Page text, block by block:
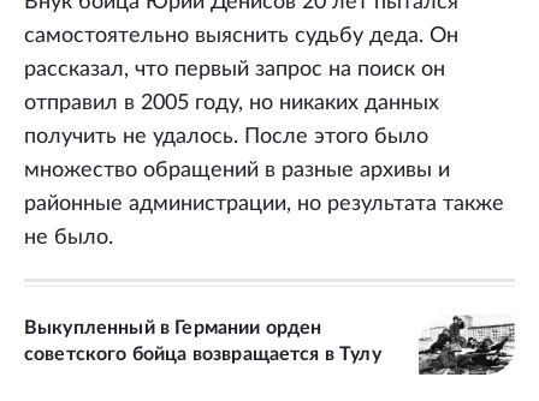
самостоятельно выяснить судьбу деда. Он
рассказал, что первый запрос на поиск он
отправил в 2005 году, но никаких данных
получить не удалось. После этого было
множество обращений в разные архивы и
районные администрации, но результата также
не было.
Выкупленный в Германии орден
советского бойца возвращается в Тулу